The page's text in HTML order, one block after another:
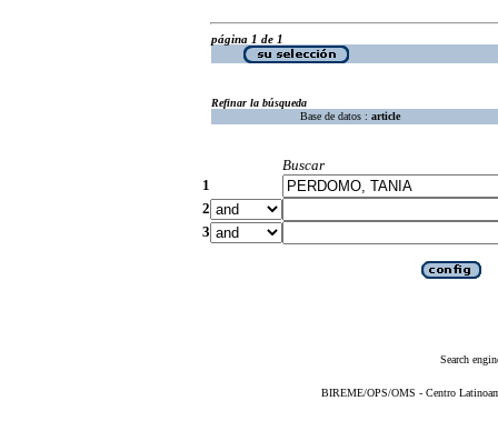
página 1 de 1
Refinar la búsqueda
Base de datos : article
Buscar
1
2
3
Search
BIREME/OPS/OMS - Centro